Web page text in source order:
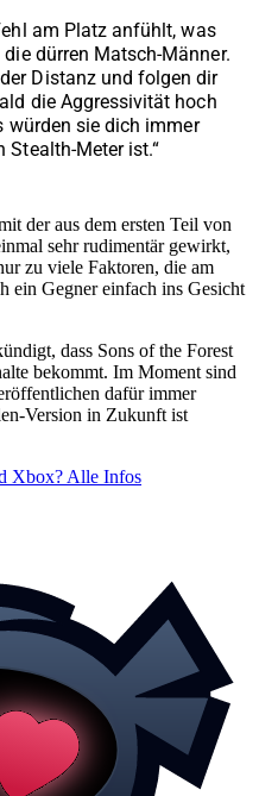
am Platz anfühlt, was
dürren Matsch-Männer.
Distanz und folgen dir
die Aggressivität hoch
würden sie dich immer
Stealth-Meter ist.“
der aus dem ersten Teil von
sehr rudimentär gewirkt,
zu viele Faktoren, die am
ein Gegner einfach ins Gesicht
dass Sons of the Forest
bekommt. Im Moment sind
dafür immer
Version in Zukunft ist
Xbox? Alle Infos